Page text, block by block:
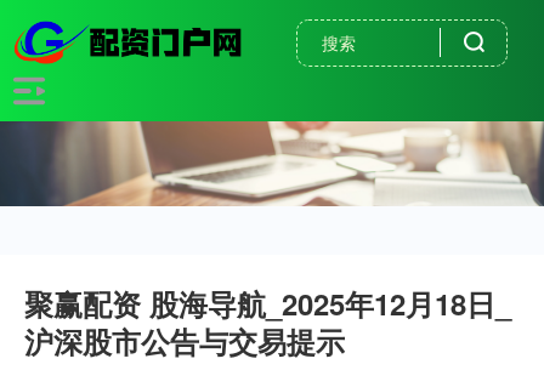
聚赢配资 股海导航_2025年12月18日_
沪深股市公告与交易提示